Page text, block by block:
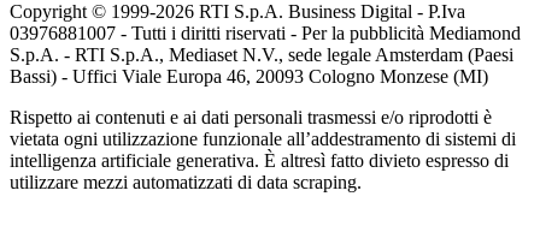
Copyright © 1999-2026 RTI S.p.A. Business Digital - P.Iva
03976881007 - Tutti i diritti riservati - Per la pubblicità Mediamond
S.p.A. - RTI S.p.A., Mediaset N.V., sede legale Amsterdam (Paesi
Bassi) - Uffici Viale Europa 46, 20093 Cologno Monzese (MI)
Rispetto ai contenuti e ai dati personali trasmessi e/o riprodotti è
vietata ogni utilizzazione funzionale all’addestramento di sistemi di
intelligenza artificiale generativa. È altresì fatto divieto espresso di
utilizzare mezzi automatizzati di data scraping.